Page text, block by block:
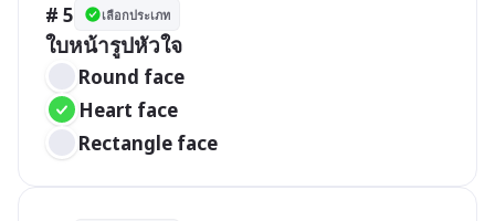
# 5 เลือกประเภท
ใบหน้ารูปหัวใจ
Round face
Heart face
Rectangle face